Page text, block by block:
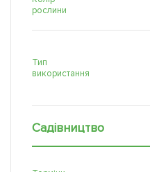
рослини
Тип
використання
Садівництво